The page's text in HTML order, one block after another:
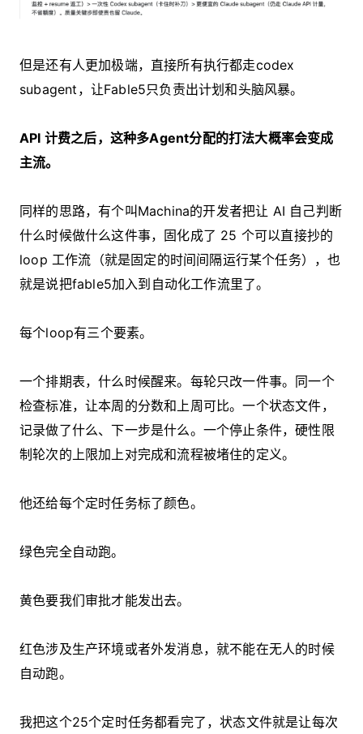
但是还有人更加极端，直接所有执行都走codex
subagent，让Fable5只负责出计划和头脑风暴。
API 计费之后，这种多Agent分配的打法大概率会变成
主流。
同样的思路，有个叫Machina的开发者把让 AI 自己判断
什么时候做什么这件事，固化成了 25 个可以直接抄的
loop 工作流（就是固定的时间间隔运行某个任务），也
就是说把fable5加入到自动化工作流里了。
每个loop有三个要素。
一个排期表，什么时候醒来。每轮只改一件事。同一个
检查标准，让本周的分数和上周可比。一个状态文件，
记录做了什么、下一步是什么。一个停止条件，硬性限
制轮次的上限加上对完成和流程被堵住的定义。
他还给每个定时任务标了颜色。
绿色完全自动跑。
黄色要我们审批才能发出去。
红色涉及生产环境或者外发消息，就不能在无人的时候
自动跑。
我把这个25个定时任务都看完了，状态文件就是让每次